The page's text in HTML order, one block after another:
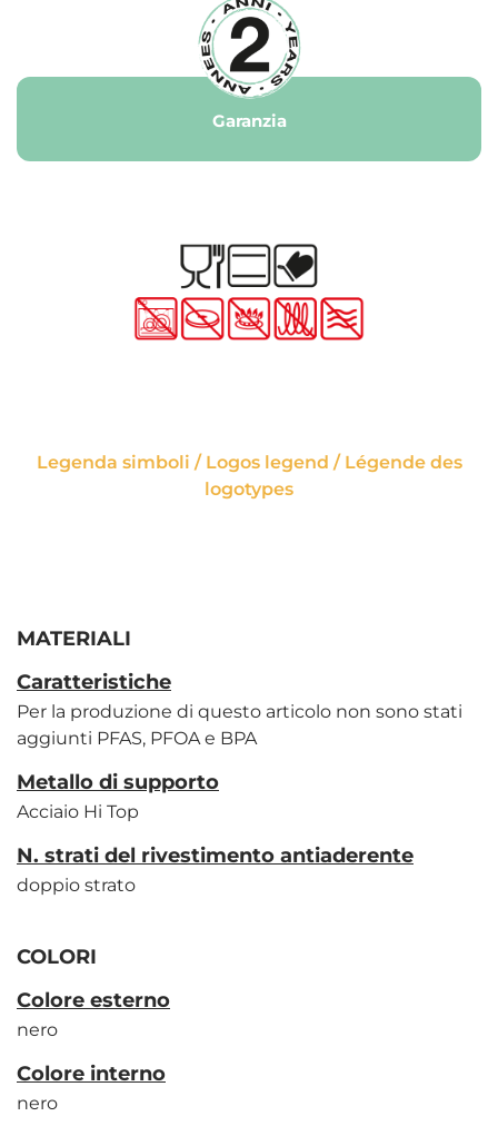
Garanzia
Legenda simboli / Logos legend / Légende des
logotypes
MATERIALI
Caratteristiche
Per la produzione di questo articolo non sono stati
aggiunti PFAS, PFOA e BPA
Metallo di supporto
Acciaio Hi Top
N. strati del rivestimento antiaderente
doppio strato
COLORI
Colore esterno
nero
Colore interno
nero